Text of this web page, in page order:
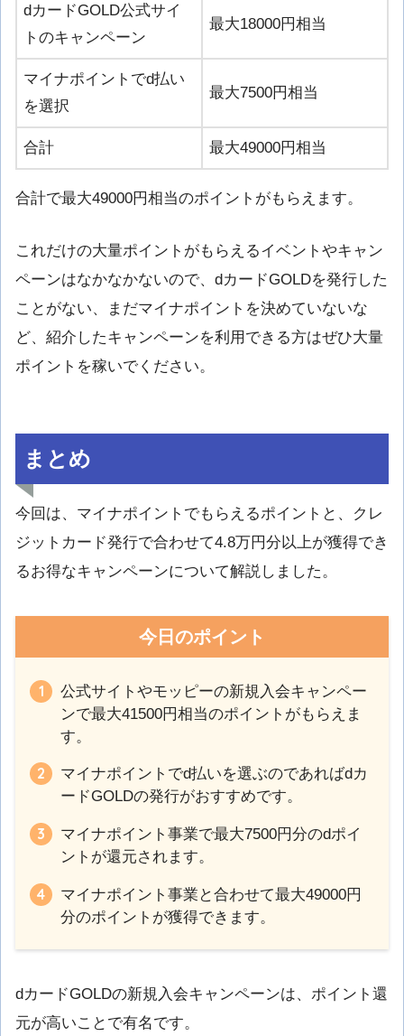
dカードGOLD公式サイ
トのキャンペーン
最大18000円相当
マイナポイントでd払い
を選択
最大7500円相当
合計 最大49000円相当
合計で最大49000円相当のポイントがもらえます。
これだけの大量ポイントがもらえるイベントやキャン
ペーンはなかなかないので、dカードGOLDを発行した
ことがない、まだマイナポイントを決めていないな
ど、紹介したキャンペーンを利用できる方はぜひ大量
ポイントを稼いでください。
まとめ
今回は、マイナポイントでもらえるポイントと、クレ
ジットカード発行で合わせて4.8万円分以上が獲得でき
るお得なキャンペーンについて解説しました。
今日のポイント
公式サイトやモッピーの新規入会キャンペー
ンで最大41500円相当のポイントがもらえま
す。
マイナポイントでd払いを選ぶのであればdカ
ードGOLDの発行がおすすめです。
マイナポイント事業で最大7500円分のdポイ
ントが還元されます。
マイナポイント事業と合わせて最大49000円
分のポイントが獲得できます。
dカードGOLDの新規入会キャンペーンは、ポイント還
元が高いことで有名です。